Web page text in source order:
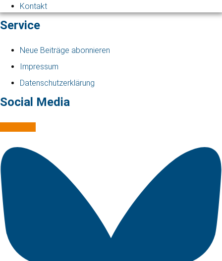
Kontakt
Service
Neue Beiträge abonnieren
Impressum
Datenschutzerklärung
Social Media